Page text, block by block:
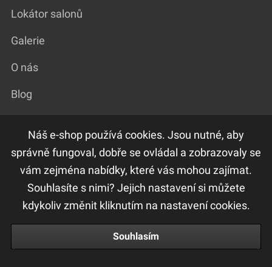
Lokátor salonů
Galerie
O nás
Blog
DŮLEŽITÉ ODKAZY
F.A.Q
Ochrana osobních údajů
Obchodní a reklamační podmínky
Náš e-shop používá cookies. Jsou nutné, aby
správně fungoval, dobře se ovládal a zobrazovaly se
vám zejména nabídky, které vás mohou zajímat.
Souhlasíte s nimi? Jejich nastavení si můžete
kdykoliv změnit kliknutím na nastavení cookies.
Souhlasím